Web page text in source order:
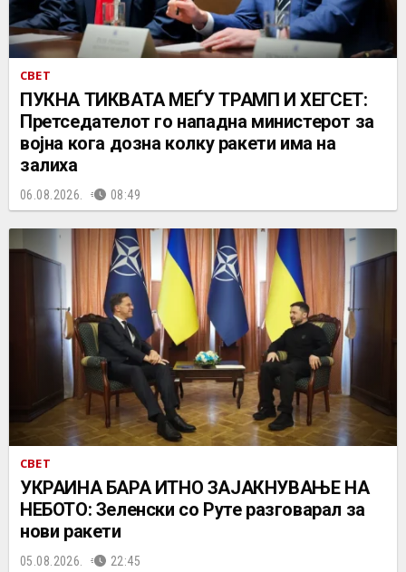
СВЕТ
ПУКНА ТИКВАТА МЕЃУ ТРАМП И ХЕГСЕТ:
Претседателот го нападна министерот за
војна кога дозна колку ракети има на
залиха
06.08.2026. 08:49
СВЕТ
УКРАИНА БАРА ИТНО ЗАЈАКНУВАЊЕ НА
НЕБОТО: Зеленски со Руте разговарал за
нови ракети
05.08.2026. 22:45